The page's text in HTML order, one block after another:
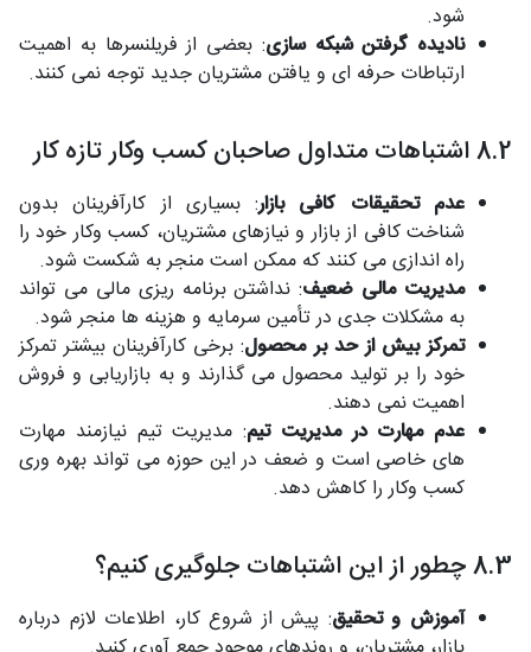
شود.
نادیده گرفتن شبکه سازی: بعضی از فریلنسرها به اهمیت
ارتباطات حرفه ای و یافتن مشتریان جدید توجه نمی کنند.
8.2 اشتباهات متداول صاحبان کسب وکار تازه کار
عدم تحقیقات کافی بازار: بسیاری از کارآفرینان بدون
شناخت کافی از بازار و نیازهای مشتریان، کسب وکار خود را
راه اندازی می کنند که ممکن است منجر به شکست شود.
مدیریت مالی ضعیف: نداشتن برنامه ریزی مالی می تواند
به مشکلات جدی در تأمین سرمایه و هزینه ها منجر شود.
تمرکز بیش از حد بر محصول: برخی کارآفرینان بیشتر تمرکز
خود را بر تولید محصول می گذارند و به بازاریابی و فروش
اهمیت نمی دهند.
عدم مهارت در مدیریت تیم: مدیریت تیم نیازمند مهارت
های خاصی است و ضعف در این حوزه می تواند بهره وری
کسب وکار را کاهش دهد.
8.3 چطور از این اشتباهات جلوگیری کنیم؟
آموزش و تحقیق: پیش از شروع کار، اطلاعات لازم درباره